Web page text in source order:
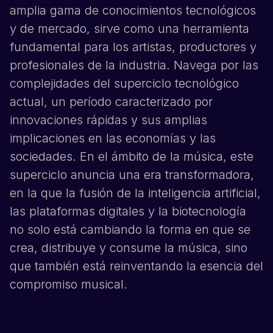
amplia gama de conocimientos tecnológicos
y de mercado, sirve como una herramienta
fundamental para los artistas, productores y
profesionales de la industria. Navega por las
complejidades del superciclo tecnológico
actual, un período caracterizado por
innovaciones rápidas y sus amplias
implicaciones en las economías y las
sociedades. En el ámbito de la música, este
superciclo anuncia una era transformadora,
en la que la fusión de la inteligencia artificial,
las plataformas digitales y la biotecnología
no solo está cambiando la forma en que se
crea, distribuye y consume la música, sino
que también está reinventando la esencia del
compromiso musical.